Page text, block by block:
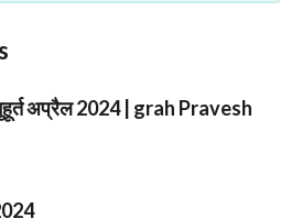
अप्रैल 2024 | grah Pravesh